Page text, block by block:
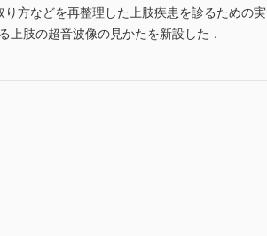
方などを再整理した上肢疾患を診るための実
肢の超音波像の見かたを新設した．